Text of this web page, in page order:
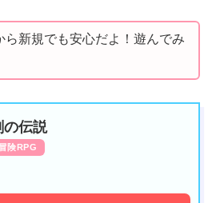
ら新規でも安心だよ！遊んでみ
の伝説
険RPG